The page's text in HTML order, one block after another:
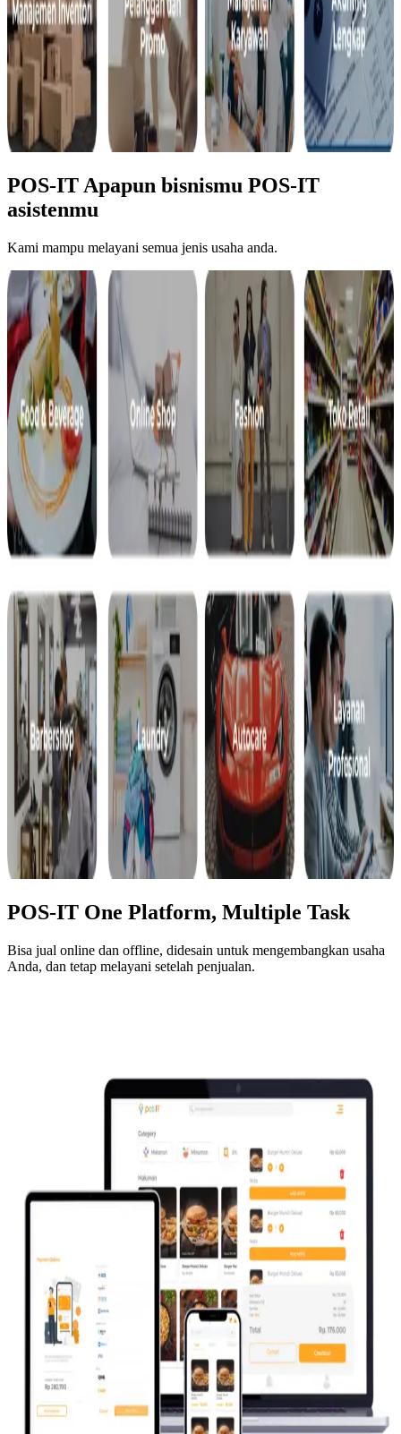
POS-IT Apapun bisnismu POS-IT
asistenmu
Kami mampu melayani semua jenis usaha anda.
POS-IT One Platform, Multiple Task
Bisa jual online dan offline, didesain untuk mengembangkan usaha
Anda, dan tetap melayani setelah penjualan.